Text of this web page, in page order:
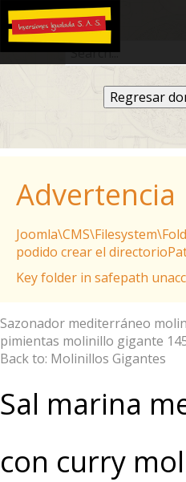
Regresar
Advertencia
podido crear el
Key folder in safepath
Sazonador mediterráneo
pimientas molinillo gigante
Back to: Molinillos Gigantes
Sal marina
con curry